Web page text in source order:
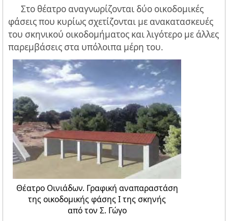
Στο θέατρο αναγνωρίζονται δύο οικοδομικές
φάσεις που κυρίως σχετίζονται με ανακατασκευές
του σκηνικού οικοδομήματος και λιγότερο με άλλες
παρεμβάσεις στα υπόλοιπα μέρη του.
Θέατρο Οινιάδων. Γραφική αναπαραστάση
της οικοδομικής φάσης Ι της σκηνής
από τον Σ. Γώγο